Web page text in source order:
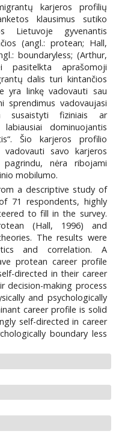
karjeros profilių
klausimus sutiko
Lietuvoje gyvenantis
(angl.: protean; Hall,
boundaryless; (Arthur,
pasitelkta aprašomoji
dalis turi kintančios
yra linkę vadovauti sau
sprendimus vadovaujasi
susaistyti fiziniais ar
dominuojantis
Šio karjeros profilio
savo karjeros
nėra ribojami
mobilumo.
a descriptive study of
71 respondents, highly
to fill in the survey.
(Hall, 1996) and
The results were
and correlation. A
protean career profile
directed in their career
decision-making process
and psychologically
career profile is solid
self-directed in career
boundary less